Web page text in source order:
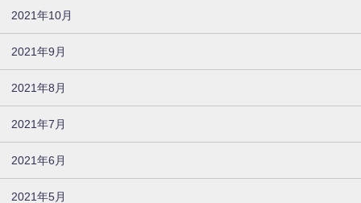
2021年10月
2021年9月
2021年8月
2021年7月
2021年6月
2021年5月